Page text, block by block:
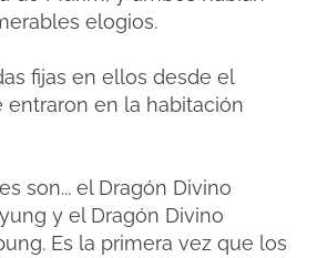
elogios.
fijas en ellos desde el
en la habitación
son... el Dragón Divino
y el Dragón Divino
Es la primera vez que los